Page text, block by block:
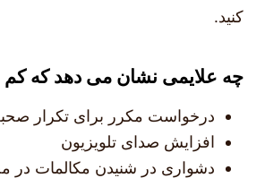
کنید.
چه علایمی نشان می دهد که کم
درخواست مکرر برای تکرار
افزایش صدای تلویزیون
دشواری در شنیدن مکالمات در